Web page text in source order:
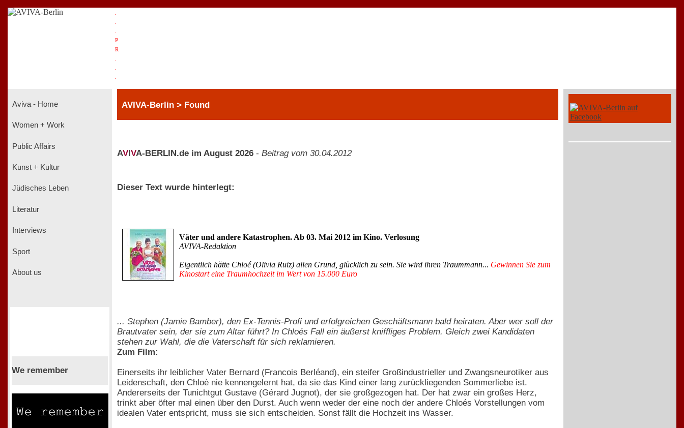
P
R
Aviva - Home
Women + Work
Public Affairs
Kunst + Kultur
Jüdisches Leben
Literatur
Interviews
Sport
About us
We remember
AVIVA-Berlin > Found
AV VA-BERLIN.de im August 2026 - Beitrag vom 30.04.2012
Dieser Text wurde hinterlegt:
Väter und andere Katastrophen. Ab 03. Mai 2012 im Kino. Verlosung
AVIVA-Redaktion
Eigentlich hätte Chloé (Olivia Ruiz) allen Grund, glücklich zu sein. Sie wird ihren Traummann... Gewinnen Sie zum
Kinostart eine Traumhochzeit im Wert von 15.000 Euro
... Stephen (Jamie Bamber), den Ex-Tennis-Profi und erfolgreichen Geschäftsmann bald heiraten. Aber wer soll der
Brautvater sein, der sie zum Altar führt? In Chloés Fall ein äußerst kniffliges Problem. Gleich zwei Kandidaten
stehen zur Wahl, die die Vaterschaft für sich reklamieren.
Zum Film:
Einerseits ihr leiblicher Vater Bernard (Francois Berléand), ein steifer Großindustrieller und Zwangsneurotiker aus
Leidenschaft, den Chloè nie kennengelernt hat, da sie das Kind einer lang zurückliegenden Sommerliebe ist.
Andererseits der Tunichtgut Gustave (Gérard Jugnot), der sie großgezogen hat. Der hat zwar ein großes Herz,
trinkt aber öfter mal einen über den Durst. Auch wenn weder der eine noch der andere Chloés Vorstellungen vom
idealen Vater entspricht, muss sie sich entscheiden. Sonst fällt die Hochzeit ins Wasser.